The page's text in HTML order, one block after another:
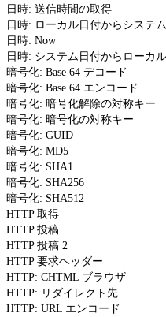
日時: 送信時間の取得
日時: ローカル日付からシステ
日時: Now
日時: システム日付からローカ
暗号化: Base 64 デコード
暗号化: Base 64 エンコード
暗号化: 暗号化解除の対称キー
暗号化: 暗号化の対称キー
暗号化: GUID
暗号化: MD5
暗号化: SHA1
暗号化: SHA256
暗号化: SHA512
HTTP 取得
HTTP 投稿
HTTP 投稿 2
HTTP 要求ヘッダー
HTTP: CHTML ブラウザ
HTTP: リダイレクト先
HTTP: URL エンコード